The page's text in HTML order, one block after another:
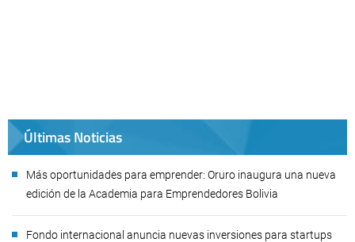
Últimas Noticias
Más oportunidades para emprender: Oruro inaugura una nueva
edición de la Academia para Emprendedores Bolivia
Fondo internacional anuncia nuevas inversiones para startups